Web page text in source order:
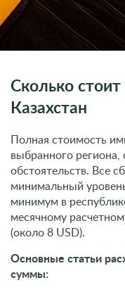
Сколько стоит
Казахстан
Полная стоимость
выбранного региона,
обстоятельств. Все
минимальный
минимум в
месячному
(около 8 USD).
Основные статьи
суммы: